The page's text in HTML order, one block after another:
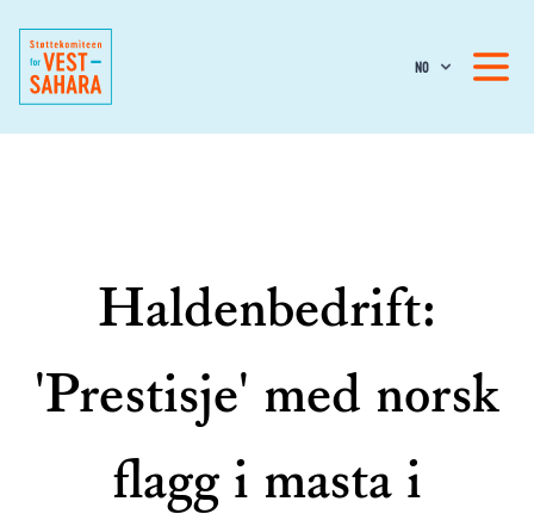
NO
Haldenbedrift:
'Prestisje' med norsk
flagg i masta i